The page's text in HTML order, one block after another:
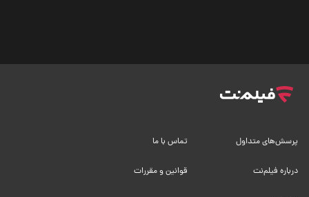
پرسش‌های متداول تماس با ما
درباره فیلم‌نت قوانین و مقررات